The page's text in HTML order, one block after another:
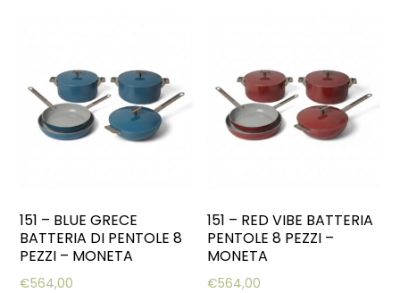
151 – BLUE GRECE
BATTERIA DI PENTOLE 8
PEZZI – MONETA
€564,00
151 – RED VIBE BATTERIA
PENTOLE 8 PEZZI –
MONETA
€564,00